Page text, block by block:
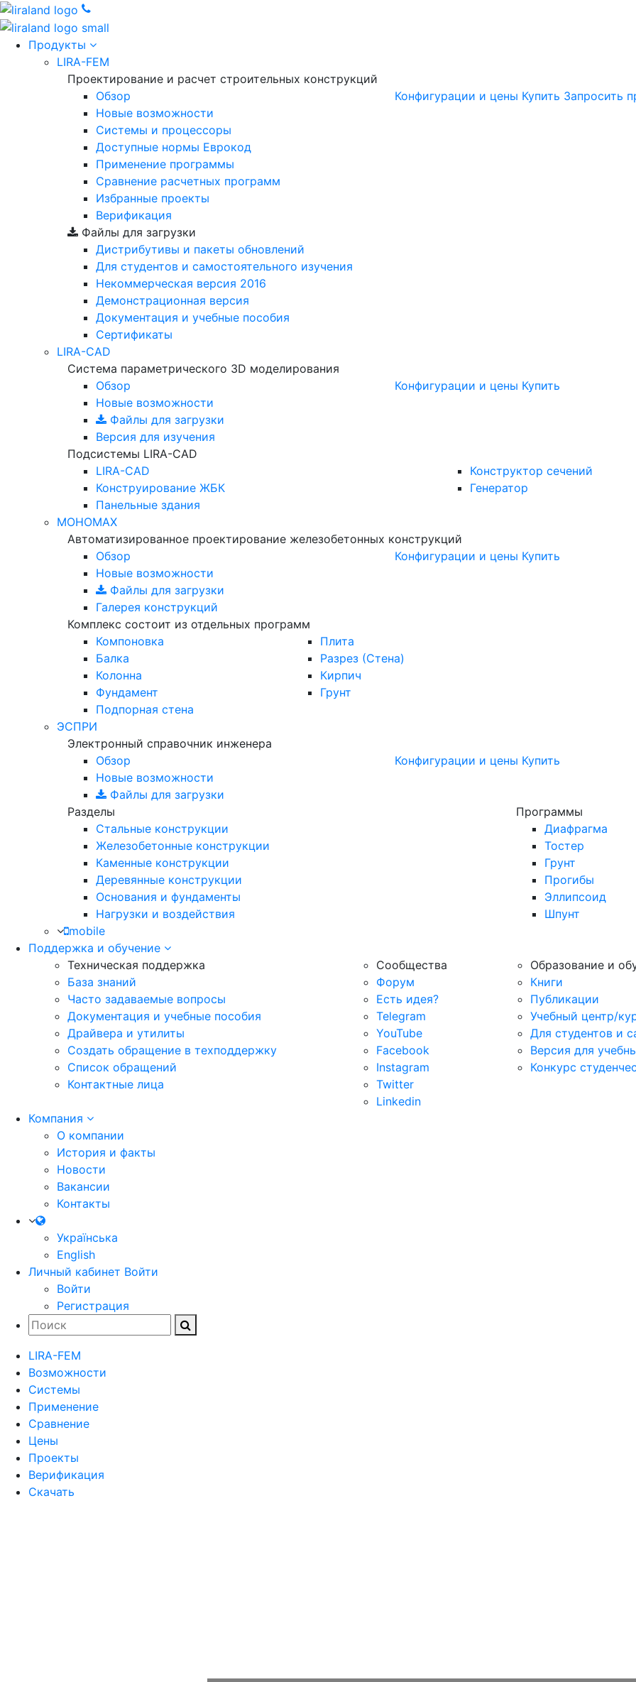
Продукты
LIRA-FEM
Проектирование и расчет строительных конструкций
Обзор
Новые возможности
Cистемы и процессоры
Доступные нормы Еврокод
Применение программы
Сравнение расчетных программ
Избранные проекты
Верификация
Конфигурации и цены Купить Запросить
Файлы для загрузки
Дистрибутивы и пакеты обновлений
Для студентов и самостоятельного изучения
Некоммерческая версия 2016
Демонстрационная версия
Документация и учебные пособия
Сертификаты
LIRA-CAD
Система параметрического 3D моделирования
Обзор
Новые возможности
Файлы для загрузки
Версия для изучения
Конфигурации и цены Купить
Подсистемы LIRA-CAD
LIRA-CAD
Конструирование ЖБК
Панельные здания
Конструктор сечений
Генератор
МОНОМАХ
Автоматизированное проектирование железобетонных конструкций
Обзор
Новые возможности
Файлы для загрузки
Галерея конструкций
Конфигурации и цены Купить
Комплекс состоит из отдельных программ
Компоновка
Балка
Колонна
Фундамент
Подпорная стена
Плита
Разрез (Стена)
Кирпич
Грунт
ЭСПРИ
Электронный справочник инженера
Обзор
Новые возможности
Файлы для загрузки
Конфигурации и цены Купить
Разделы
Программы
Стальные конструкции
Железобетонные конструкции
Каменные конструкции
Деревянные конструкции
Основания и фундаменты
Нагрузки и воздействия
Диафрагма
Тостер
Грунт
Прогибы
Эллипсоид
Шпунт
mobile
Поддержка и обучение
Техническая поддержка
База знаний
Часто задаваемые вопросы
Документация и учебные пособия
Драйвера и утилиты
Создать обращение в техподдержку
Список обращений
Контактные лица
Сообщества
Форум
Есть идея?
Telegram
YouTube
Facebook
Instagram
Twitter
Linkedin
Образование и
Книги
Публикации
Учебный центр/
Для студентов и
Версия для
Конкурс
Компания
О компании
История и факты
Новости
Вакансии
Контакты
Українська
English
Личный кабинет Войти
Войти
Регистрация
LIRA-FEM
Возможности
Cистемы
Применение
Сравнение
Цены
Проекты
Верификация
Скачать